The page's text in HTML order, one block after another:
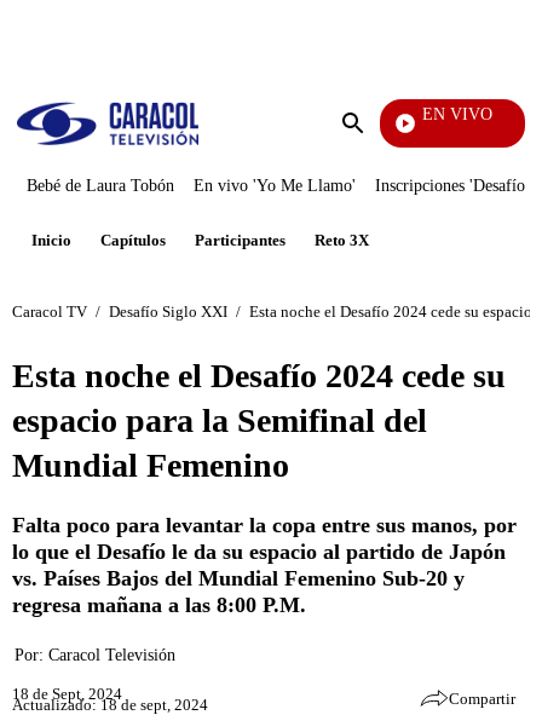
Enviar
EN VIVO
Mi Pecado
Bebé de Laura Tobón En vivo 'Yo Me Llamo' Inscripciones 'Desafío'
Inicio Capítulos Participantes Reto 3X
Caracol TV / Desafío Siglo XXI / Esta noche el Desafío 2024 cede su
Esta noche el Desafío 2024 cede su
espacio para la Semifinal del
Mundial Femenino
Falta poco para levantar la copa entre sus manos, por
lo que el Desafío le da su espacio al partido de Japón
vs. Países Bajos del Mundial Femenino Sub-20 y
regresa mañana a las 8:00 P.M.
Por: Caracol Televisión
18 de Sept, 2024
Actualizado: 18 de sept, 2024 Compartir